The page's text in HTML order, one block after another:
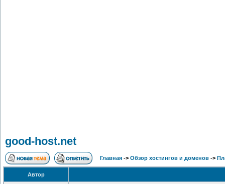
good-host.net
Главная -> Обзор хостингов и доменов ->
Автор